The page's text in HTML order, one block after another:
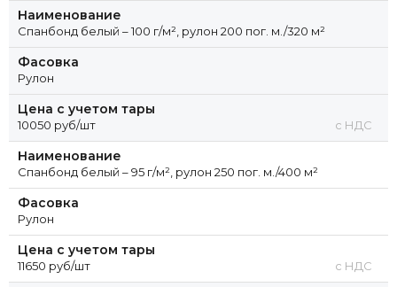
Наименование
Спанбонд белый – 100 г/м², рулон 200 пог. м./320 м²
Фасовка
Рулон
Цена с учетом тары
10050 руб/шт с НДС
Наименование
Спанбонд белый – 95 г/м², рулон 250 пог. м./400 м²
Фасовка
Рулон
Цена с учетом тары
11650 руб/шт с НДС